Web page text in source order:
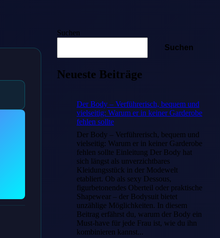
Suchen
Suchen
Neueste Beiträge
Der Body – Verführerisch, bequem und
vielseitig: Warum er in keiner Garderobe
fehlen sollte
Der Body – Verführerisch, bequem und
vielseitig: Warum er in keiner Garderobe
fehlen sollte Einleitung Der Body hat
sich längst als unverzichtbares
Kleidungsstück in der Modewelt
etabliert. Ob als sexy Dessous,
figurbetonendes Oberteil oder praktische
Shapewear – der Bodysuit bietet
unzählige Möglichkeiten. In diesem
Beitrag erfährst du, warum der Body ein
Must-have für jede Frau ist, wie du ihn
kombinieren kannst...